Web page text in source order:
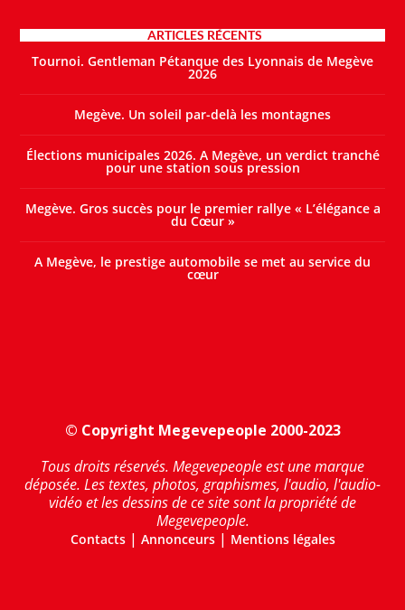
ARTICLES RÉCENTS
Tournoi. Gentleman Pétanque des Lyonnais de Megève
2026
Megève. Un soleil par-delà les montagnes
Élections municipales 2026. A Megève, un verdict tranché
pour une station sous pression
Megève. Gros succès pour le premier rallye « L’élégance a
du Cœur »
A Megève, le prestige automobile se met au service du
cœur
© Copyright Megevepeople 2000-2023
Tous droits réservés. Megevepeople est une marque
déposée. Les textes, photos, graphismes, l'audio, l'audio-
vidéo et les dessins de ce site sont la propriété de
Megevepeople.
Contacts| Annonceurs| Mentions légales